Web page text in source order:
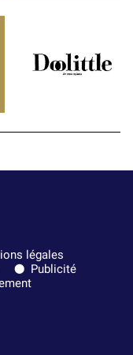
légales
Publicité